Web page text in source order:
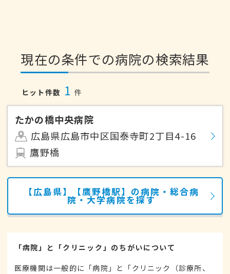
現在の条件での病院の検索結果
ヒット件数 1 件
たかの橋中央病院
広島県広島市中区国泰寺町2丁目4-16
鷹野橋
【広島県】【鷹野橋駅】の病院・総合病
院・大学病院を探す
「病院」と「クリニック」のちがいについて
医療機関は一般的に「病院」と「クリニック（診療所、